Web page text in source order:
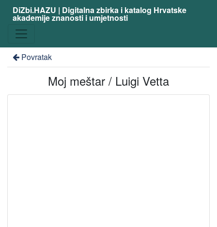
DiZbi.HAZU | Digitalna zbirka i katalog Hrvatske
akademije znanosti i umjetnosti
Povratak
Moj meštar / Luigi Vetta